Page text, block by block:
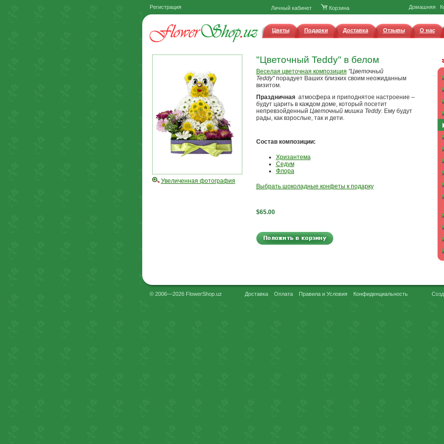
Регистрация Домашняя
Личный кабинет Корзина
Цветы Подарки Доставка Отзывы О нас
Увеличенная фотография
"Цветочный Teddy" в белом
Веселая цветочная композиция "Цветочный
Teddy"порадует Ваших близких своим неожиданным
визитом.
Праздничнаяатмосфера и приподнятое настроение –
будут царить в каждом доме, который посетит
непревзойденный Цветочный мишка Teddy. Ему будут
рады, как взрослые, так и дети.
Состав композиции:
Хризантема
Седум
Флора
Выбрать шоколадные конфеты к подарку
$65.00
© 2006—2026 FlowerShop.uz Доставка Оплата Правила и Условия Конфиденциальность